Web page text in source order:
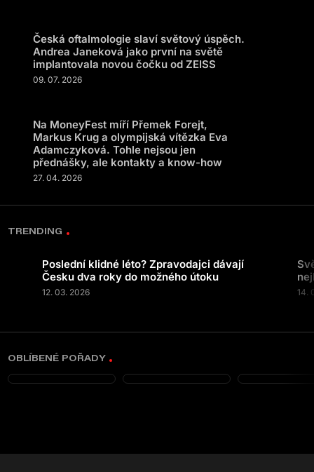
Česká oftalmologie slaví světový úspěch.
Andrea Janeková jako první na světě
implantovala novou čočku od ZEISS
09. 07. 2026
Na MoneyFest míří Přemek Forejt,
Markus Krug a olympijská vítězka Eva
Adamczyková. Tohle nejsou jen
přednášky, ale kontakty a know-how
27. 04. 2026
TRENDING
Poslední klidné léto? Zpravodajci dávají
Česku dva roky do možného útoku
12. 03. 2026 14.
OBLÍBENÉ POŘADY